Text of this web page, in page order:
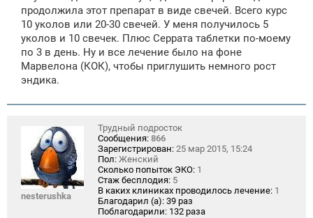
продолжила этот препарат в виде свечей. Всего курс
10 уколов или 20-30 свечей. У меня получилось 5
уколов и 10 свечек. Плюс Серрата таблетки по-моему
по 3 в день. Ну и все лечение было на фоне
Марвелона (КОК), чтобы приглушить немного рост
эндика.
nesterushka
Трудный подросток
Сообщения: 866
Зарегистрирован: 25 мар 2015, 15:24
Пол: Женский
Сколько попыток ЭКО: 1
Стаж бесплодия: 5
В каких клиниках проводилось лечение: 1
Благодарил (а): 39 раз
Поблагодарили: 132 раза